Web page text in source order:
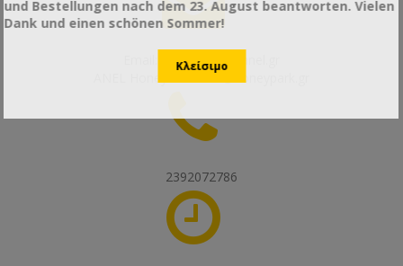
thessaloniki@anel.gr
info@honeypark.gr
2392072786
und Bestellungen nach dem 23. August beantworten. Vielen
Dank und einen schönen Sommer!